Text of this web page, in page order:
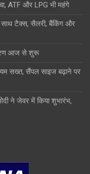
ATF और LPG भी महंगे
साथ टैक्स, सैलरी, बैंकिंग और
आज से शुरू
सख्त, सैंपल साइज बढ़ाने पर
ने जेवर में किया शुभारंभ,